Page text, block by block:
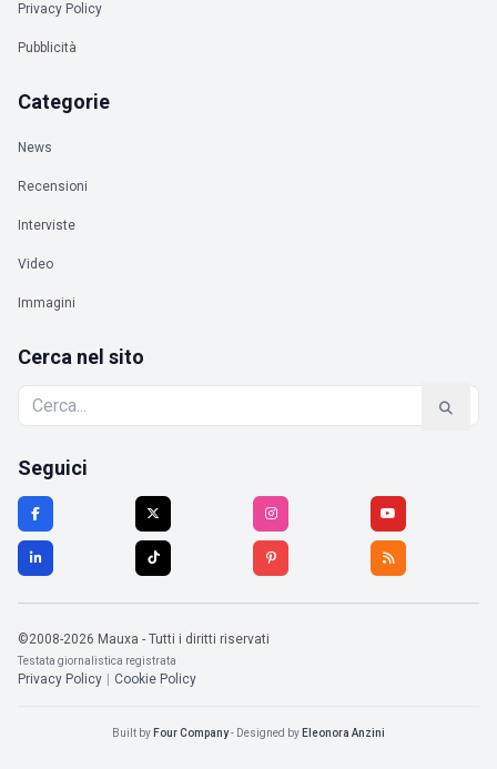
Privacy Policy
Pubblicità
Categorie
News
Recensioni
Interviste
Video
Immagini
Cerca nel sito
Seguici
©2008-2026 Mauxa - Tutti i diritti riservati
Testata giornalistica registrata
Privacy Policy Cookie Policy
Built by Four Company- Designed by Eleonora Anzini